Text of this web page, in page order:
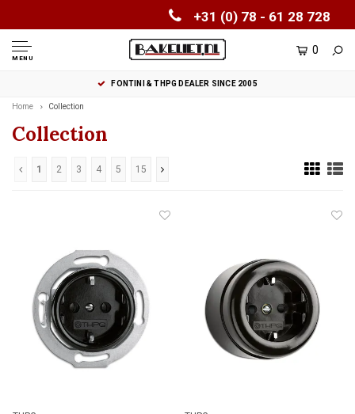
+31 (0) 78 - 61 28 728
MENU
0
FONTINI & THPG DEALER SINCE 2005
Home Collection
Collection
1 2 3 4 5 15